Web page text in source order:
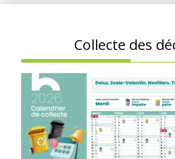
Collecte des